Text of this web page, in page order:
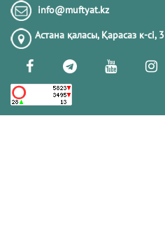
info@muftyat.kz
Астана қаласы, Қарасаз к-сi, 3